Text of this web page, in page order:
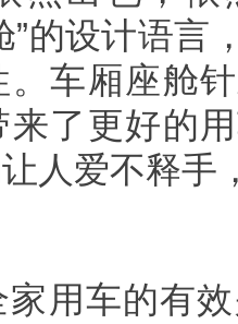
”的设计语言
车厢座舱
来了更好的
人爱不释手
用车的有